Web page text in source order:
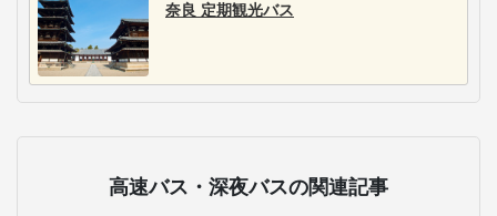
奈良 定期観光バス
高速バス・深夜バスの関連記事